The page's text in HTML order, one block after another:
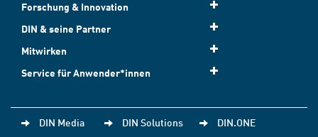
Forschung & Innovation
DIN & seine Partner
Mitwirken
Service für Anwender*innen
DIN Media DIN Solutions DIN.ONE